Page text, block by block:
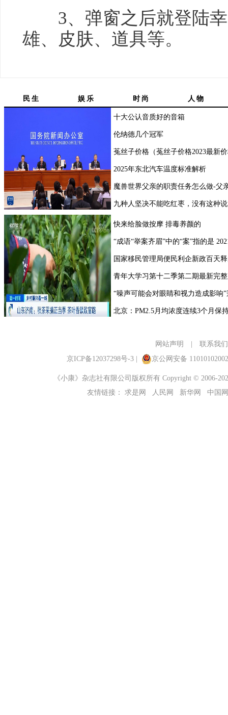
3、弹窗之后就登陆幸
雄、皮肤、道具等。
网站声明
联系我们
京ICP备12037298号-3
京公网安备
《小康》杂志社有限公司版权所有 Copyright © 2006-
友情链接：
求是网 人民网 新华网 中国网